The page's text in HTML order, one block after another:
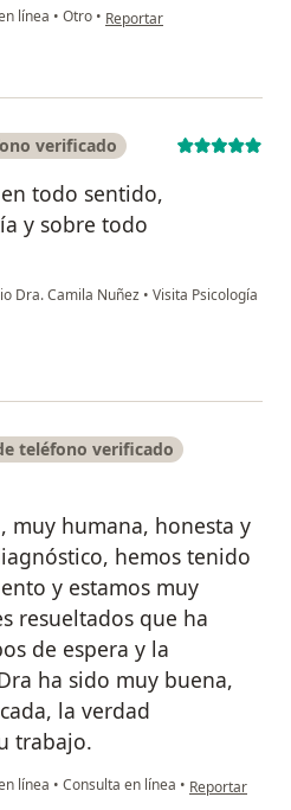
línea • Otro • en opinión del usuario
Reportar
verificado
todo sentido,
y sobre todo
Dra. Camila Nuñez • Visita Psicología
teléfono verificado
muy humana, honesta y
hemos tenido
y estamos muy
resueltados que ha
de espera y la
ha sido muy buena,
la verdad
trabajo.
línea • Consulta en línea • en opinión del
Reportar